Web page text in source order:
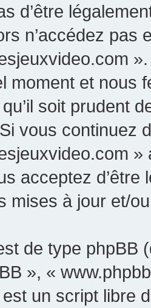
d’être
n’accédez pas
moment et
soit prudent
vous continuez
acceptez
mises à jour et/
de type phpBB
», «
un script libre